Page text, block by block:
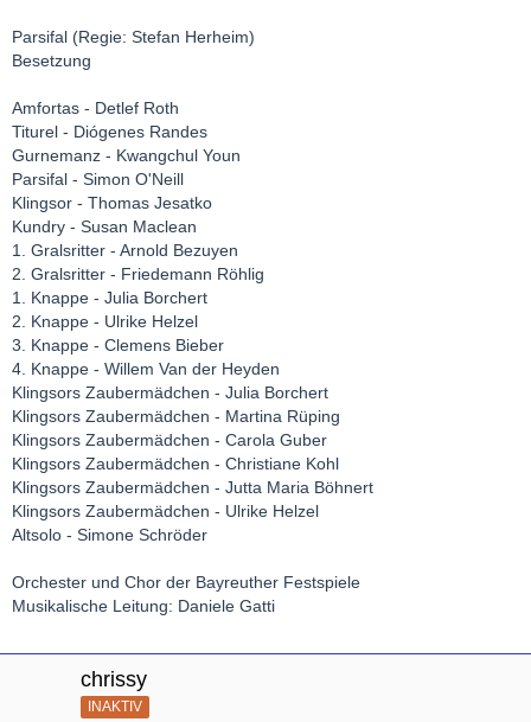
Parsifal (Regie: Stefan Herheim)
Besetzung
Amfortas - Detlef Roth
Titurel - Diógenes Randes
Gurnemanz - Kwangchul Youn
Parsifal - Simon O'Neill
Klingsor - Thomas Jesatko
Kundry - Susan Maclean
1. Gralsritter - Arnold Bezuyen
2. Gralsritter - Friedemann Röhlig
1. Knappe - Julia Borchert
2. Knappe - Ulrike Helzel
3. Knappe - Clemens Bieber
4. Knappe - Willem Van der Heyden
Klingsors Zaubermädchen - Julia Borchert
Klingsors Zaubermädchen - Martina Rüping
Klingsors Zaubermädchen - Carola Guber
Klingsors Zaubermädchen - Christiane Kohl
Klingsors Zaubermädchen - Jutta Maria Böhnert
Klingsors Zaubermädchen - Ulrike Helzel
Altsolo - Simone Schröder
Orchester und Chor der Bayreuther Festspiele
Musikalische Leitung: Daniele Gatti
chrissy
INAKTIV